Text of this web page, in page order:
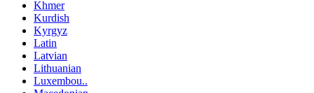
Khmer
Kurdish
Kyrgyz
Latin
Latvian
Lithuanian
Luxembou..